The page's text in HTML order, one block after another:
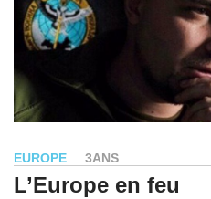
EUROPE 3ANS
L’Europe en feu